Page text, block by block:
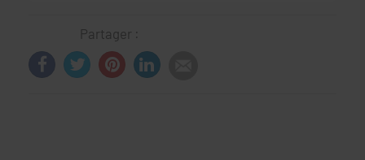
Partager :